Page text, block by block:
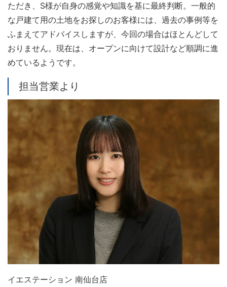
ただき、S様が自身の感覚や知識を基に最終判断。一般的
な戸建て用の土地をお探しのお客様には、過去の事例等を
ふまえてアドバイスしますが、今回の場合はほとんどして
おりません。現在は、オープンに向けて設計など順調に進
めているようです。
担当営業より
イエステーション 南仙台店